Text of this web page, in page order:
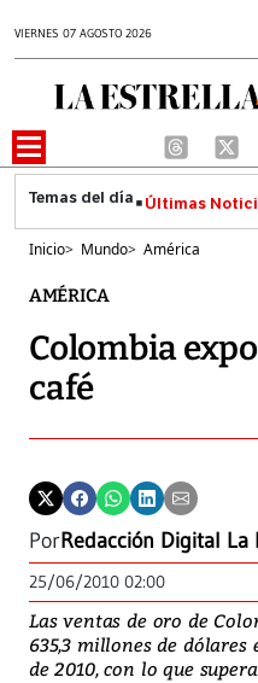
VIERNES 07 AGOSTO 2026
Últimas
Inicio> Mundo> América
AMÉRICA
Colombia
café
PorRedacción Digital La
25/06/2010 02:00
Las ventas de oro de
635,3 millones de
de 2010, con lo que